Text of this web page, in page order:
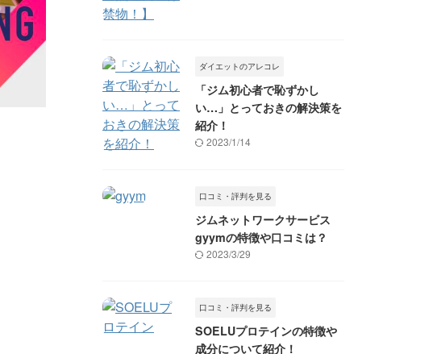
ダイエットのアレコレ
「ジム初心者で恥ずかし
い…」とっておきの解決策を
紹介！
2023/1/14
口コミ・評判を見る
ジムネットワークサービス
gyymの特徴や口コミは？
2023/3/29
口コミ・評判を見る
SOELUプロテインの特徴や
成分について紹介！